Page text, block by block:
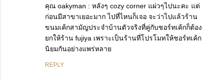
คุณ oakyman : หลังๆ cozy corner แผ่วๆไปนะคะ แต่
ก่อนมีสาขาเยอะมาก ไปที่ไหนก็เจอ จะว่าไปแล้วร้าน
ขนมเค้กสามัญประจำบ้านตัวจริงที่คู่กับชอร์ทเค้กก็ต้อง
ยกให้ร้าน fujiya เพราะเป็นร้านที่โปรโมทให้ชอร์ทเค้ก
นิยมกันอย่างแพร่หลาย
REPLY